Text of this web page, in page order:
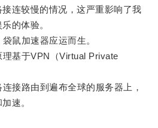
连较慢的情况，这严重影响了我
的体验。
加速器应运而生。
基于VPN（Virtual Private
路由到遍布全球的服务器上，
速。